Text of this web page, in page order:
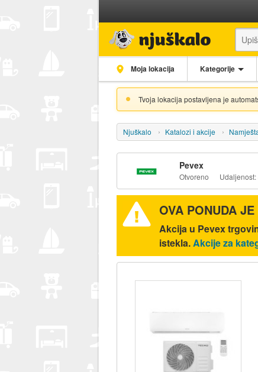
Moja lokacija Kategorije
Tvoja lokacija postavljena je
Njuškalo Katalozi i akcije
Pevex
Otvoreno Udaljenost:
OVA PONUDA
Akcija u Pevex
istekla.Akcije za